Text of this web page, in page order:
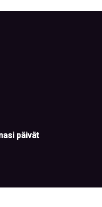
päivät